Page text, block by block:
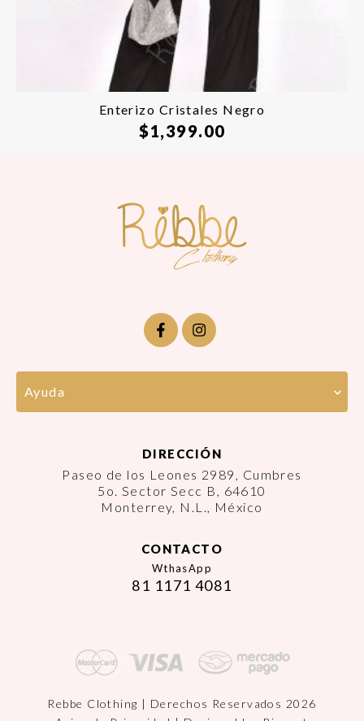
Enterizo Cristales Negro
$1,399.00
Ayuda
DIRECCIÓN
Paseo de los Leones 2989, Cumbres
5o. Sector Secc B, 64610
Monterrey, N.L., México
CONTACTO
WthasApp
81 1171 4081
Rebbe Clothing | Derechos Reservados 2026